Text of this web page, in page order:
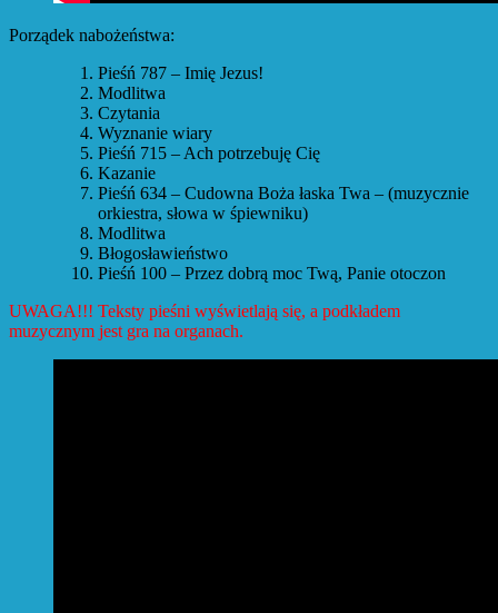
Porządek nabożeństwa:
Pieśń 787 – Imię Jezus!
Modlitwa
Czytania
Wyznanie wiary
Pieśń 715 – Ach potrzebuję Cię
Kazanie
Pieśń 634 – Cudowna Boża łaska Twa – (muzycznie
orkiestra, słowa w śpiewniku)
Modlitwa
Błogosławieństwo
Pieśń 100 – Przez dobrą moc Twą, Panie otoczon
UWAGA!!! Teksty pieśni wyświetlają się, a podkładem
muzycznym jest gra na organach.